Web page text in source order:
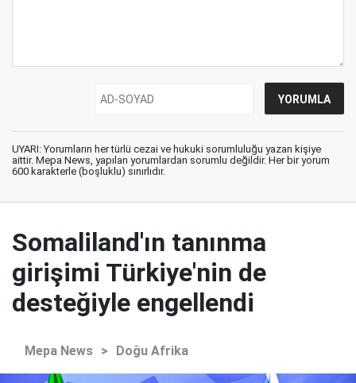
UYARI: Yorumların her türlü cezai ve hukuki sorumluluğu yazan kişiye
aittir. Mepa News, yapılan yorumlardan sorumlu değildir. Her bir yorum
600 karakterle (boşluklu) sınırlıdır.
Somaliland'ın tanınma
girişimi Türkiye'nin de
desteğiyle engellendi
Mepa News > Doğu Afrika